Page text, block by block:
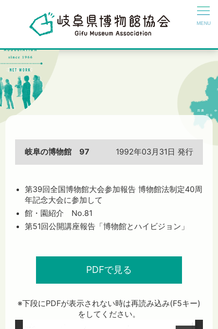
岐阜の博物館 97 1992年03月31日 発行
第39回全国博物館大会参加報告 博物館法制定40周
年記念大会に参加して
館・園紹介 No.81
第51回公開講座報告「博物館とハイビジョン」
PDFで見る
※下段にPDFが表示されない時は再読み込み(F5キー)
をしてください。